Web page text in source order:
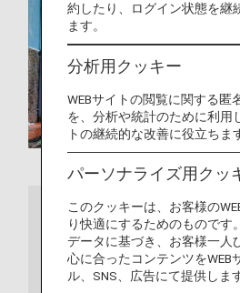
さらに詳しくは
約したり、ログイン状態を継
ます。
分析用クッキー
WEBサイトの閲覧に関する匿
を、分析や統計のために利用
トの継続的な改善に役立ちま
パーソナライズ用クッ
このクッキーは、お客様の
り快適にするためのものです
データに基づき、お客様一人
心に合ったコンテンツをWEB
ル、SNS、広告にて提供しま